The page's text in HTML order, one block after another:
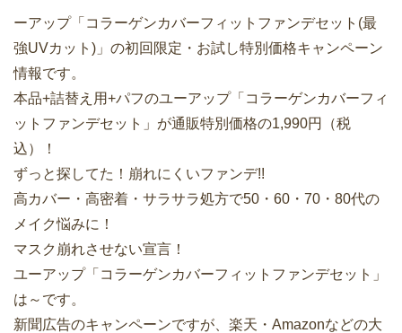
ーアップ「コラーゲンカバーフィットファンデセット(最
強UVカット)」の初回限定・お試し特別価格キャンペーン
情報です。
本品+詰替え用+パフのユーアップ「コラーゲンカバーフィ
ットファンデセット」が通販特別価格の1,990円（税
込）！
ずっと探してた！崩れにくいファンデ!!
高カバー・高密着・サラサラ処方で50・60・70・80代の
メイク悩みに！
マスク崩れさせない宣言！
ユーアップ「コラーゲンカバーフィットファンデセット」
は～です。
新聞広告のキャンペーンですが、楽天・Amazonなどの大